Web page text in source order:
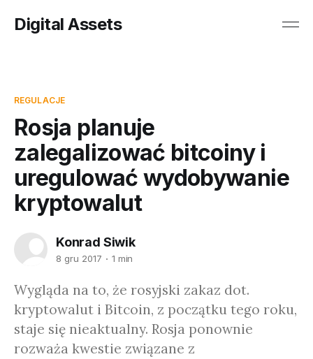
Digital Assets
REGULACJE
Rosja planuje
zalegalizować bitcoiny i
uregulować wydobywanie
kryptowalut
Konrad Siwik
8 gru 2017 1 min
Wygląda na to, że rosyjski zakaz dot.
kryptowalut i Bitcoin, z początku tego roku,
staje się nieaktualny. Rosja ponownie
rozważa kwestie związane z